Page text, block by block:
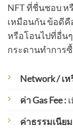
NFT ที่ชื่นชอบ ห
เหมือนกัน ข้อดีคื
หรือโอนไปที่อื่น
กระดานทำการซื้
Network / เ
ค่า Gas Fee :
ค่าธรรมเนีย